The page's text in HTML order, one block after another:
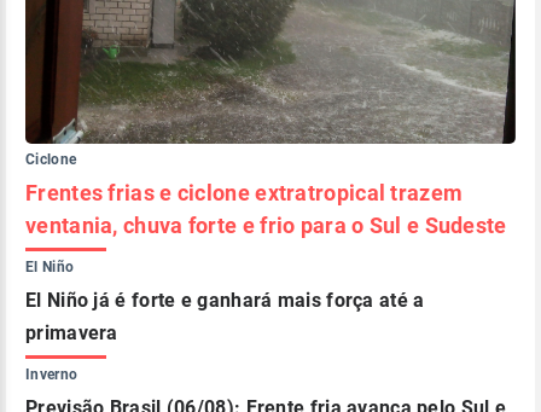
Ciclone
Frentes frias e ciclone extratropical trazem
ventania, chuva forte e frio para o Sul e Sudeste
El Niño
El Niño já é forte e ganhará mais força até a
primavera
Inverno